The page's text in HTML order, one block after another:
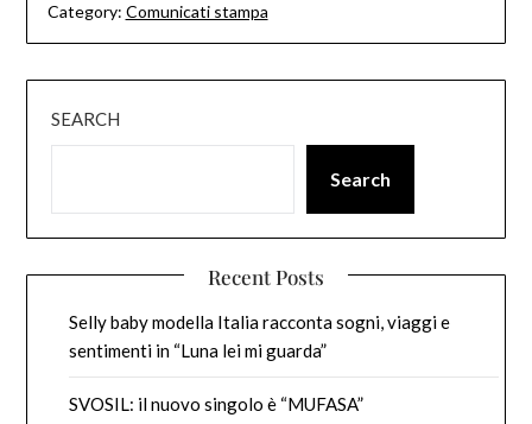
Category: Comunicati stampa
SEARCH
Search
Recent Posts
Selly baby modella Italia racconta sogni, viaggi e
sentimenti in “Luna lei mi guarda”
SVOSIL: il nuovo singolo è “MUFASA”